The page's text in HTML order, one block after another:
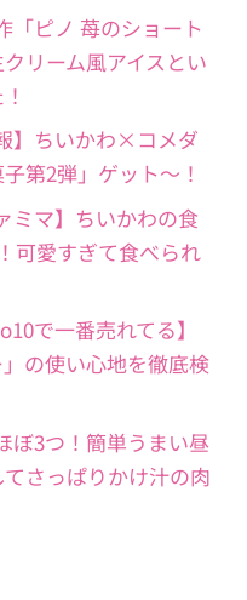
「ピノ 苺のショート
リーム風アイスとい
】ちいかわ×コメダ
第2弾」ゲット〜！
ミマ】ちいかわの食
可愛すぎて食べられ
で一番売れてる】
の使い心地を徹底検
ぼ3つ！簡単うまい昼
さっぱりかけ汁の肉